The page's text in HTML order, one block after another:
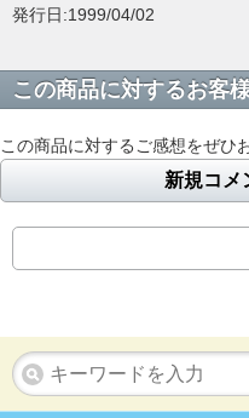
発行日:1999/04/02
この商品に対するお客
この商品に対するご感想をぜひ
新規コメ